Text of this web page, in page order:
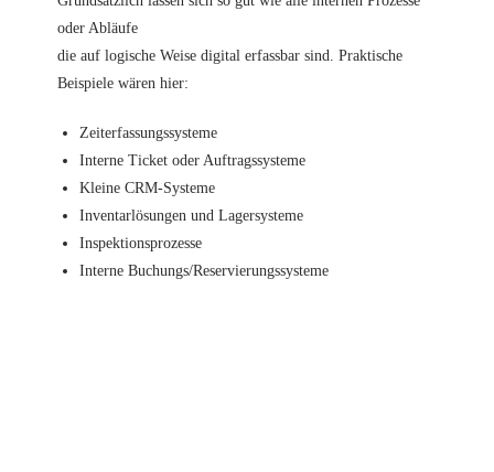
oder Abläufe
die auf logische Weise digital erfassbar sind. Praktische
Beispiele wären hier:
Zeiterfassungssysteme
Interne Ticket oder Auftragssysteme
Kleine CRM-Systeme
Inventarlösungen und Lagersysteme
Inspektionsprozesse
Interne Buchungs/Reservierungssysteme